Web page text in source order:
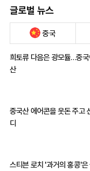
글로벌 뉴스
중국
희토류 다음은 광모듈…중
산
중국산 에어콘을 웃돈 주고
디
스티븐 로치 '과거의 홍콩'